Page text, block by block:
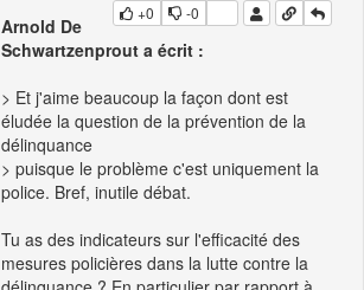
+0
-0
Arnold De
Schwartzenprout a écrit :
> Et j'aime beaucoup la façon dont est
éludée la question de la prévention de la
délinquance
> puisque le problème c'est uniquement la
police. Bref, inutile débat.
Tu as des indicateurs sur l'efficacité des
mesures policières dans la lutte contre la